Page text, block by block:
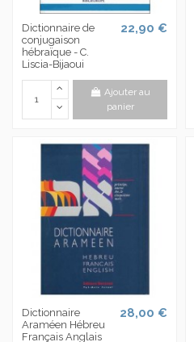
Dictionnaire de
conjugaison
hébraïque - C.
Liscia-Bijaoui
22,90 €
Ajouter au
panier
Dictionnaire
Araméen Hébreu
Français Anglais
28,00 €